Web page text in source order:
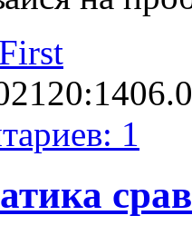
20:14
1